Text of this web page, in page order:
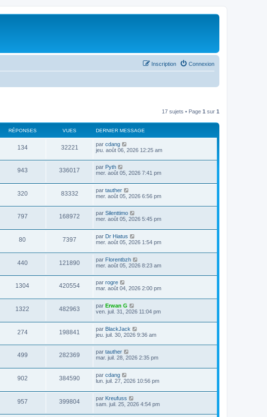
Connexion
Inscription
17 sujets • Page 1 sur 1
RÉPONSES VUES DERNIER MESSAGE
134 32221 par cdang
jeu. août 06, 2026 12:25 am
943 336017 par Pyth
mer. août 05, 2026 7:41 pm
320 83332 par tauther
mer. août 05, 2026 6:56 pm
797 168972 par Silenttimo
mer. août 05, 2026 5:45 pm
80 7397 par Dr Hiatus
mer. août 05, 2026 1:54 pm
440 121890 par Florentbzh
mer. août 05, 2026 8:23 am
1304 420554 par rogre
mar. août 04, 2026 2:00 pm
1322 482963 par Erwan G
ven. juil. 31, 2026 11:04 pm
274 198841 par BlackJack
jeu. juil. 30, 2026 9:36 am
499 282369 par tauther
mar. juil. 28, 2026 2:35 pm
902 384590 par cdang
lun. juil. 27, 2026 10:56 pm
957 399804 par Kreufuss
sam. juil. 25, 2026 4:54 pm